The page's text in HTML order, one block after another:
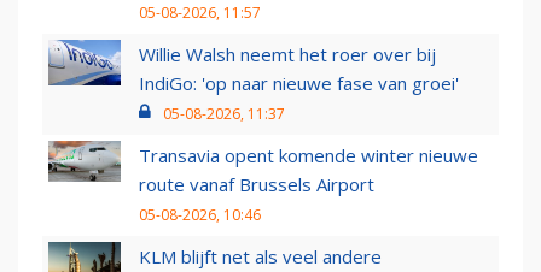
05-08-2026, 11:57
Willie Walsh neemt het roer over bij
IndiGo: 'op naar nieuwe fase van groei'
05-08-2026, 11:37
Transavia opent komende winter nieuwe
route vanaf Brussels Airport
05-08-2026, 10:46
KLM blijft net als veel andere